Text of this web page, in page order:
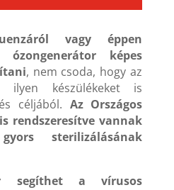
vagy éppen
képes
, nem csoda, hogy az
ilyen készülékeket is
céljából. Az Országos
rendszeresítve vannak
sterilizálásának
segíthet a vírusos